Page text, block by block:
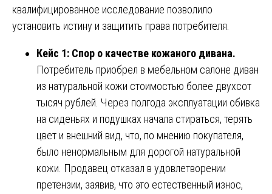
квалифицированное исследование позволило
установить истину и защитить права потребителя.
Кейс 1: Спор о качестве кожаного дивана.
Потребитель приобрел в мебельном салоне диван
из натуральной кожи стоимостью более двухсот
тысяч рублей. Через полгода эксплуатации обивка
на сиденьях и подушках начала стираться, терять
цвет и внешний вид, что, по мнению покупателя,
было ненормальным для дорогой натуральной
кожи. Продавец отказал в удовлетворении
претензии, заявив, что это естественный износ,